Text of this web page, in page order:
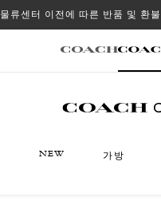
물류센터 이전에 따른 반품 및 환
NEW 가방